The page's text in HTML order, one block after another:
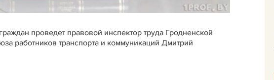
проведет правовой инспектор труда Гродненской
работников транспорта и коммуникаций Дмитрий